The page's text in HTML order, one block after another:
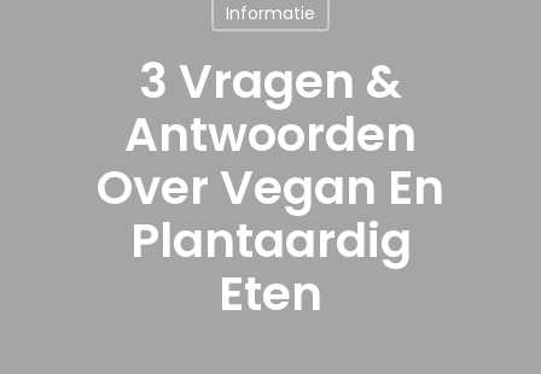
Informatie
3 Vragen &
Antwoorden
Over Vegan En
Plantaardig
Eten